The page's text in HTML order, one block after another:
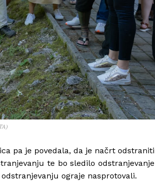
pa je povedala, da je načrt odstraniti
te bo sledilo odstranjevanje
ograje nasprotovali.